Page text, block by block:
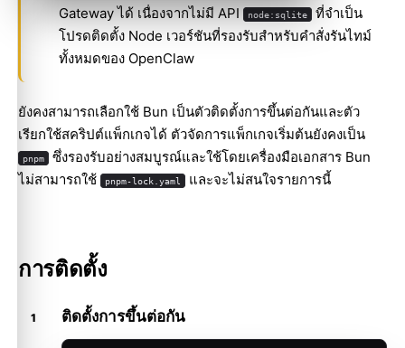
Gateway ได้ เนื่องจากไม่มี API
node:sqlite ที่จำเป็น
โปรดติดตั้ง Node เวอร์ชันที่รองรับสำหรับคำสั่งรันไทม์
ทั้งหมดของ OpenClaw
ยังคงสามารถเลือกใช้ Bun เป็นตัวติดตั้งการขึ้นต่อกันและตัว
เรียกใช้สคริปต์แพ็กเกจได้ ตัวจัดการแพ็กเกจเริ่มต้นยังคงเป็น
pnpm ซึ่งรองรับอย่างสมบูรณ์และใช้โดยเครื่องมือเอกสาร Bun
ไม่สามารถใช้
pnpm-lock.yaml และจะไม่สนใจรายการนี้
การติดตั้ง
ติดตั้งการขึ้นต่อกัน